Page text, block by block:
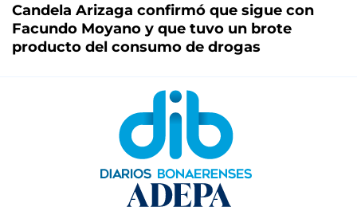
Candela Arizaga confirmó que sigue con
Facundo Moyano y que tuvo un brote
producto del consumo de drogas